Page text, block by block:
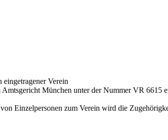
Verein
München unter der Nummer VR 6615
Einzelpersonen zum Verein wird die